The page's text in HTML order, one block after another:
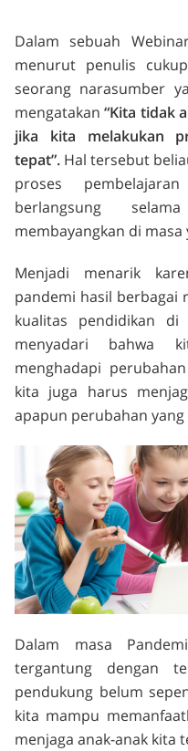
Dalam sebuah
menurut penulis
seorang narasumber
mengatakan“Kita tidak
jika kita melakukan
tepat”. Hal tersebut
proses
berlangsung
membayangkan di masa
Menjadi menarik
pandemi hasil berbagai
kualitas pendidikan di
menyadari bahwa
menghadapi
kita juga harus
apapun perubahan
Dalam masa
tergantung dengan
pendukung belum
kita mampu
menjaga anak-anak kita